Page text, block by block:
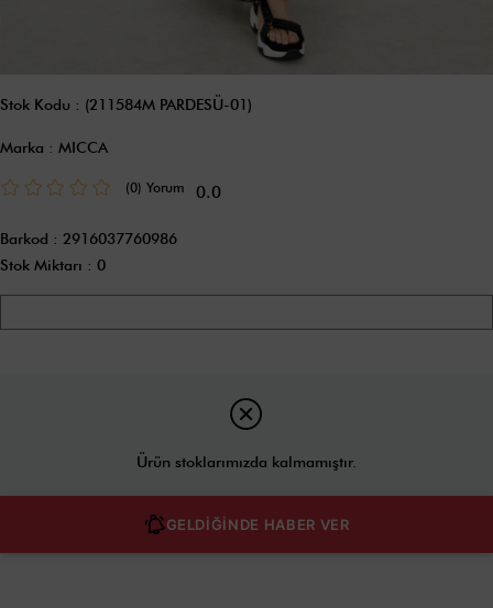
Stok Kodu (211584M PARDESÜ-01)
Marka : MICCA
(0) 0.0
Barkod : 2916037760986
Stok Miktarı : 0
Ürün stoklarımızda kalmamıştır.
GELDİĞİNDE HABER VER